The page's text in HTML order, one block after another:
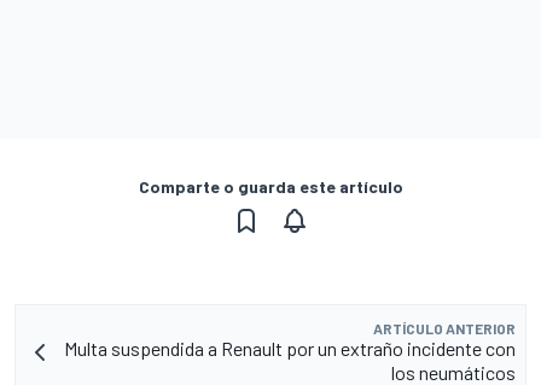
Comparte o guarda este artículo
ARTÍCULO ANTERIOR
Multa suspendida a Renault por un extraño incidente con
los neumáticos